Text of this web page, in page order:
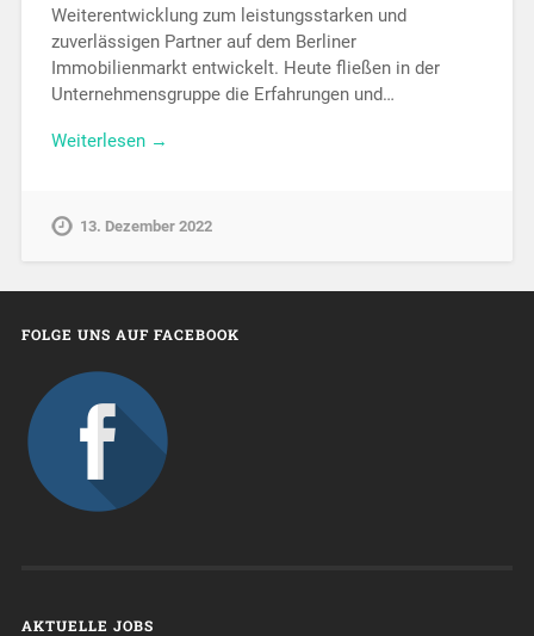
Weiterentwicklung zum leistungsstarken und
zuverlässigen Partner auf dem Berliner
Immobilienmarkt entwickelt. Heute fließen in der
Unternehmensgruppe die Erfahrungen und…
Weiterlesen →
13. Dezember 2022
FOLGE UNS AUF FACEBOOK
AKTUELLE JOBS